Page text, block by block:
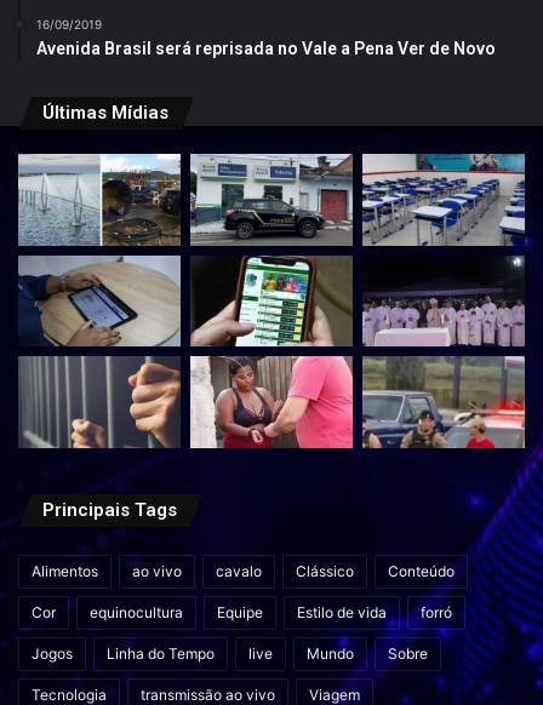
16/09/2019
Avenida Brasil será reprisada no Vale a Pena Ver de Novo
Últimas Mídias
Principais Tags
Alimentos ao vivo cavalo Clássico Conteúdo
Cor equinocultura Equipe Estilo de vida forró
Jogos Linha do Tempo live Mundo Sobre
Tecnologia transmissão ao vivo Viagem